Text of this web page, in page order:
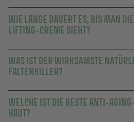
WIE LANGE DAUERT ES, BIS MAN
LIFTING-CREME SIEHT?
WAS IST DER WIRKSAMSTE
FALTENKILLER?
WELCHE IST DIE BESTE ANTI-
HAUT?